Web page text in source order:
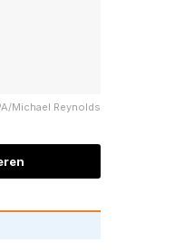
Michael Reynolds